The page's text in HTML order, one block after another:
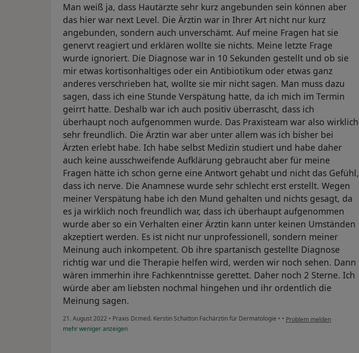
Man weiß ja, dass Hautärzte sehr kurz angebunden sein können aber
das hier war next Level. Die Ärztin war in Ihrer Art nicht nur kurz
angebunden, sondern auch unverschämt. Auf meine Fragen hat sie
genervt reagiert und erklären wollte sie nichts. Meine letzte Frage
wurde ignoriert. Die Diagnose war in 10 Sekunden gestellt und ob sie
mir etwas kortisonhaltiges oder ein Antibiotikum oder etwas ganz
anderes verschrieben hat, wollte sie mir nicht sagen. Man muss dazu
sagen, dass ich eine Stunde Verspätung hatte, da ich mich im Termin
geirrt hatte. Deshalb war ich auch positiv überrascht, dass ich
überhaupt noch aufgenommen wurde. Das Praxisteam war also wirklich
sehr freundlich. Die Ärztin war aber unter allem was ich bisher bei
Ärzten erlebt habe. Ich habe selbst Medizin studiert und habe daher
auch keine ausschweifende Aufklärung gebraucht aber für meine
Fragen hätte ich schon gerne eine Antwort gehabt und nicht das Gefühl,
dass ich nerve. Die Anamnese wurde sehr schlecht erst erstellt. Wegen
meiner Verspätung habe ich den Mund gehalten und nichts gesagt, da
es ja wirklich noch freundlich war, dass ich überhaupt aufgenommen
wurde aber so ein Verhalten einer Ärztin kann unter keinen Umständen
akzeptiert werden. Es ist nicht nur unprofessionell, sondern meiner
Meinung auch inkompetent. Ob ihre spartanisch gestellte Diagnose
richtig war und die Therapie helfen wird, werden wir noch sehen. Dann
wären immerhin ihre Fachkenntnisse gerettet. Daher noch 2 Sterne. Ich
würde aber am liebsten nochmal hingehen und ihr ordentlich die
Meinung sagen.
21. August 2022 • Praxis Dr.med. Kerstin Schatton Fachärztin für Dermatologie • • Problem melden
mehrwenigeranzeigen